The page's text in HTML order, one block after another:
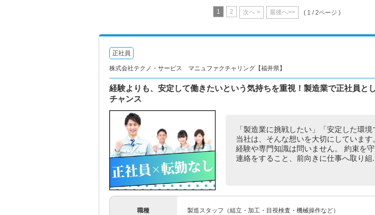
1 2 次へ > 最後へ>> ( 1 / 2ページ )
正社員
株式会社テクノ・サービス マニュファクチャリング【福井県】
経験よりも、安定して働きたいという気持ちを重視！製造業で正社員と
チャンス
「製造業に挑戦したい」「安定した環境
当社は、そんな想いを大切にしています
経験や専門知識は問いません。 約束を
連絡をすること、前向きに仕事へ取り組
職種 製造スタッフ（組立・加工・目視検査・機械操作など）